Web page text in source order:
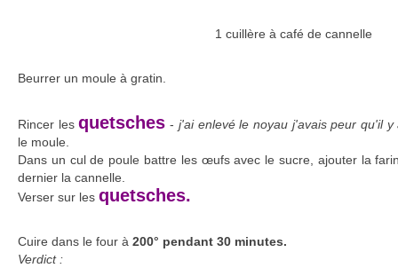
1 cuillère à café de cannelle
Beurrer un moule à gratin.
Rincer lesquetsches - j'ai enlevé le noyau j'avais peur qu'il y
le moule.
Dans un cul de poule battre les œufs avec le sucre, ajouter la
dernier la cannelle.
Verser sur les quetsches.
Cuire dans le four à 200° pendant 30 minutes.
Verdict :